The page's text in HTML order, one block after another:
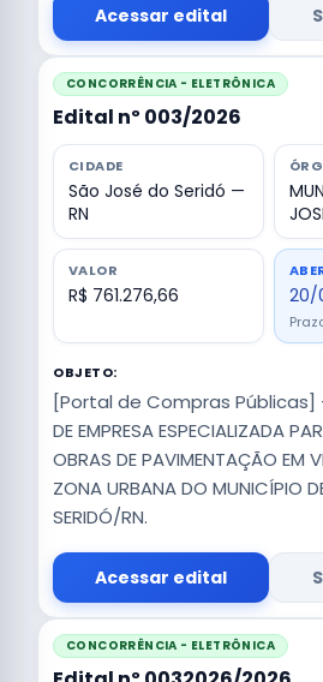
Acessar edital
CONCORRÊNCIA - ELETRÔNICA
Edital nº 003/2026
CIDADE
São José do Seridó —
RN
VALOR
R$ 761.276,66 20/
OBJETO:
[Portal de Compras Públicas]
DE EMPRESA ESPECIALIZADA
OBRAS DE PAVIMENTAÇÃO EM
ZONA URBANA DO MUNICÍPIO
SERIDÓ/RN.
Acessar edital
CONCORRÊNCIA - ELETRÔNICA